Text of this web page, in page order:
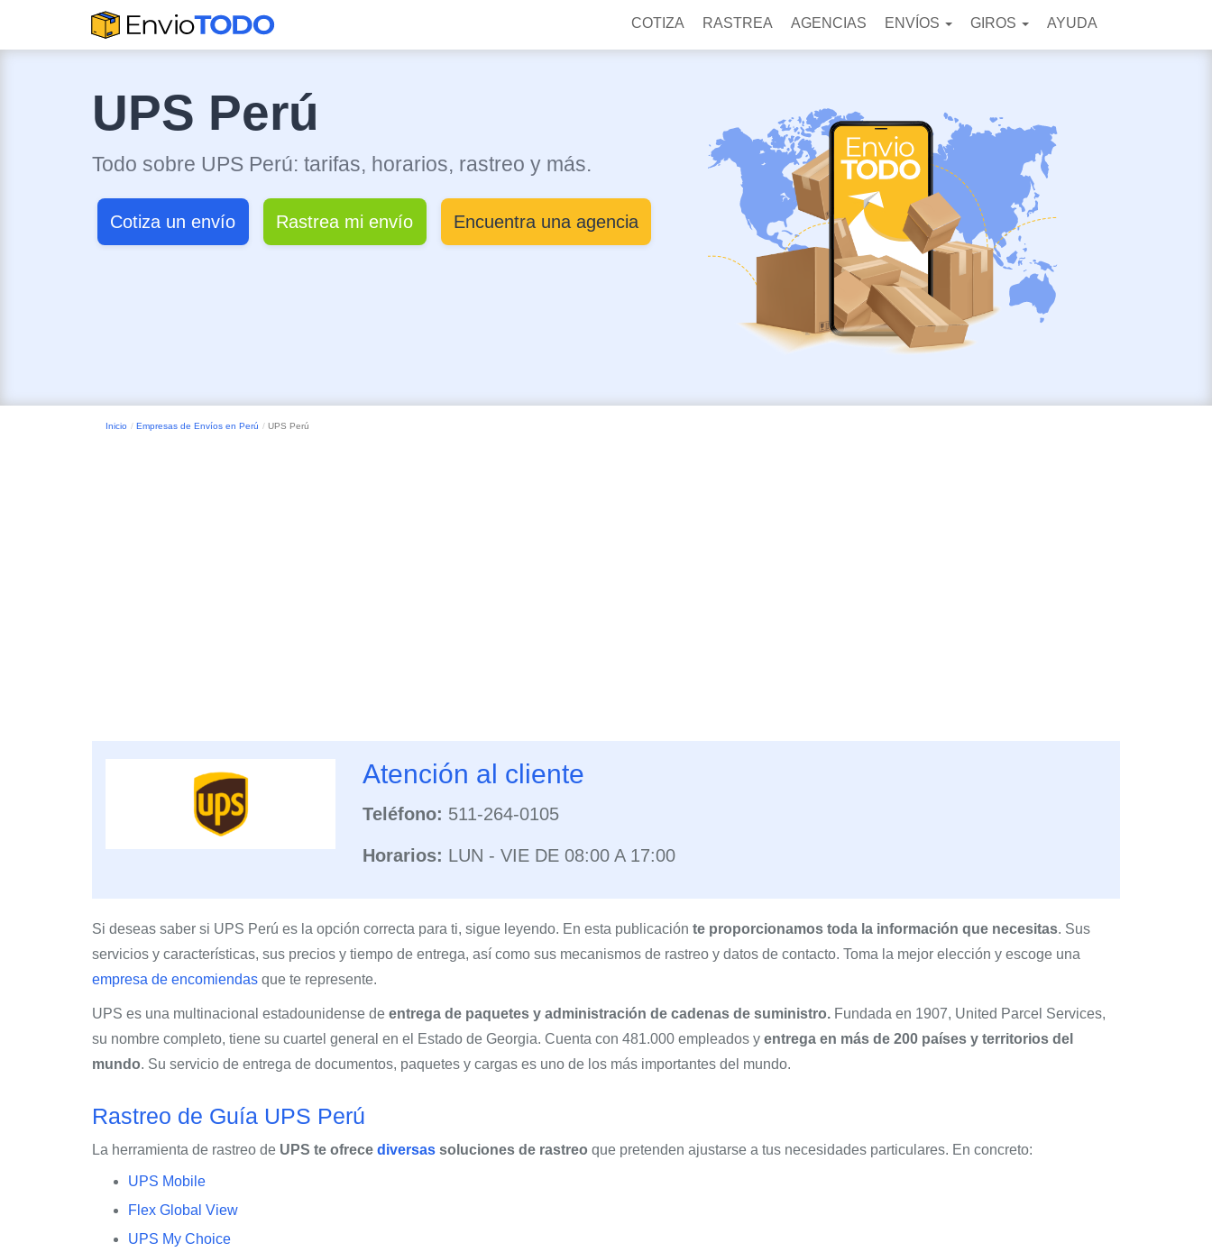
COTIZA RASTREA AGENCIAS ENVÍOS GIROS AYUDA
UPS Perú
Todo sobre UPS Perú: tarifas, horarios, rastreo y más.
Cotiza un envío Rastrea mi envío Encuentra una agencia
Inicio Empresas de Envíos en Perú UPS Perú
Atención al cliente
Teléfono: 511-264-0105
Horarios: LUN - VIE DE 08:00 A 17:00
Si deseas saber si UPS Perú es la opción correcta para ti, sigue leyendo. En esta publicación te proporcionamos toda la información que necesitas. Sus
servicios y características, sus precios y tiempo de entrega, así como sus mecanismos de rastreo y datos de contacto. Toma la mejor elección y escoge una
empresa de encomiendas que te represente.
UPS es una multinacional estadounidense de entrega de paquetes y administración de cadenas de suministro. Fundada en 1907, United Parcel Services,
su nombre completo, tiene su cuartel general en el Estado de Georgia. Cuenta con 481.000 empleados y entrega en más de 200 países y territorios del
mundo. Su servicio de entrega de documentos, paquetes y cargas es uno de los más importantes del mundo.
Rastreo de Guía UPS Perú
La herramienta de rastreo de UPS te ofrece diversas soluciones de rastreo que pretenden ajustarse a tus necesidades particulares. En concreto:
UPS Mobile
Flex Global View
UPS My Choice